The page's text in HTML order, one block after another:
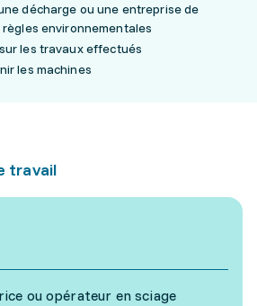
décharge ou une entreprise de
environnementales
les travaux effectués
les machines
travail
ou opérateur en sciage